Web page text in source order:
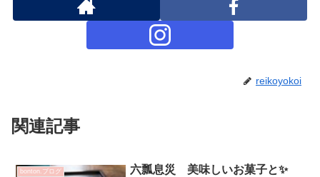
reikoyokoi
関連記事
bonton.ブログ 六瓢息災 美味しいお菓子と✨